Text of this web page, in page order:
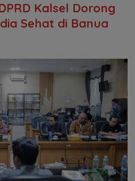
Kalsel Dorong
Sehat di Banua